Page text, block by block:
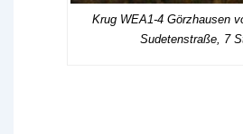
Krug WEA1-4 Görzhausen
Sudetenstraße, 7